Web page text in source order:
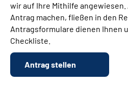
wir auf Ihre Mithilfe angewiesen.
Antrag machen, fließen in den
Antragsformulare dienen Ihnen
Checkliste.
Antrag stellen